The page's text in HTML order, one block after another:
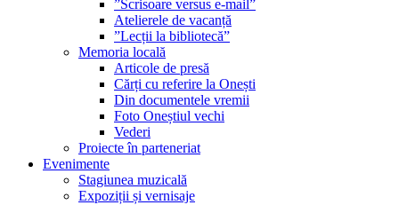
”Scrisoare versus e-mail”
Atelierele de vacanță
”Lecții la bibliotecă”
Memoria locală
Articole de presă
Cărți cu referire la Onești
Din documentele vremii
Foto Oneștiul vechi
Vederi
Proiecte în parteneriat
Evenimente
Stagiunea muzicală
Expoziții și vernisaje